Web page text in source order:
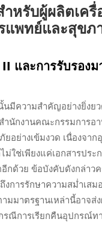
หรับผู้ผลิตเครื่
แพทย์และสุขภ
และการรับรอง
มีความสำคัญอย่างยิ่งย
นักงานคณะกรรมการอ
ย่างเข้มงวด เนื่องจา
ใช่เพียงแค่เอกสารปร
ด้วย ข้อบังคับดังกล่าว
การรักษาความสม่ำเส
มาตรฐานเหล่านี้อาจ
ณีการเรียกคืนอุปกรณ์ท